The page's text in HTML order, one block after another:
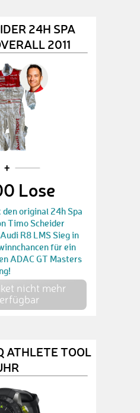
24H SPA
2011
Lose
original 24h Spa
Timo Scheider
R8 LMS Sieg in
für ein
ADAC GT Masters
nicht mehr
ATHLETE TOOL